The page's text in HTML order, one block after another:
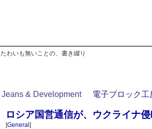
たわいも無いことの、書き綴り
Jeans & Development 電子ブロック工
ロシア国営通信が、ウクライナ
[General ]